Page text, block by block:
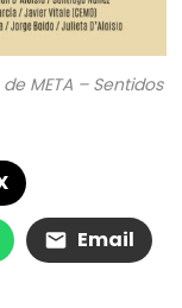
META – Sentidos
Email